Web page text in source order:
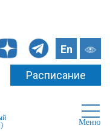
En
Расписание
Меню